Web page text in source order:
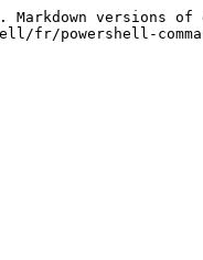
versions of
powershell-